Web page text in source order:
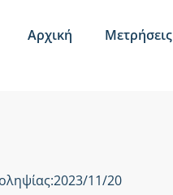
Αρχική Μετρήσεις
2023/11/20